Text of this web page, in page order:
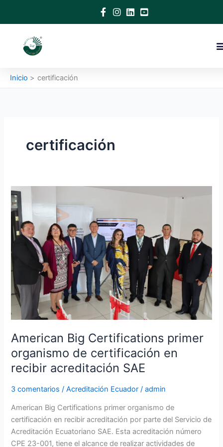
Inicio certificación
certificación
American Big Certifications primer
organismo de certificación en
recibir acreditación SAE
3 comentarios /Acreditación Ecuador /admin
American Big Certifications primer organismo de
certificación en recibir acreditación por parte del Servicio de
Acreditación Ecuatoriano SAE. Esta acreditación número
CPE 23-001, tiene el alcance de realizar actividades de
American
Big
Certifications
primer
organismo
de
certificación
en
recibir
acreditación
SAE